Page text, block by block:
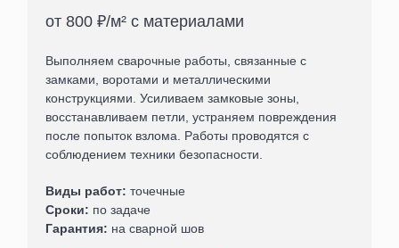
от 800 ₽/м² с материалами
Выполняем сварочные работы, связанные с
замками, воротами и металлическими
конструкциями. Усиливаем замковые зоны,
восстанавливаем петли, устраняем повреждения
после попыток взлома. Работы проводятся с
соблюдением техники безопасности.
Виды работ: точечные
Сроки: по задаче
Гарантия: на сварной шов